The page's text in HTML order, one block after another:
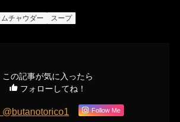
ムチャウダー スープ
この記事が気に入ったら
フォローしてね！
Follow Me